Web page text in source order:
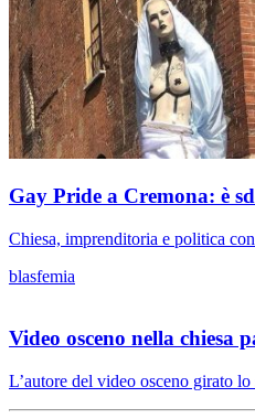
Gay Pride a Cremona: è
Chiesa, imprenditoria e politica
blasfemia
Video osceno nella chiesa
L’autore del video osceno girato